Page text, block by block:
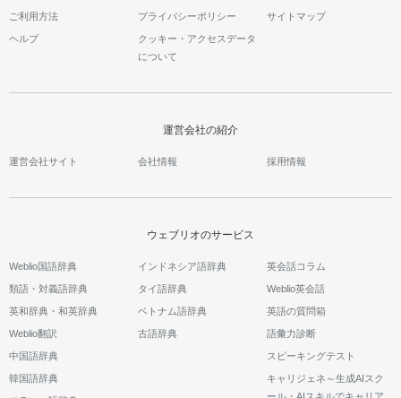
ご利用方法 プライバシーポリシー サイトマップ
ヘルプ
クッキー・アクセスデータ
について
運営会社の紹介
運営会社サイト 会社情報 採用情報
ウェブリオのサービス
Weblio国語辞典
類語・対義語辞典
英和辞典・和英辞典
Weblio翻訳
中国語辞典
韓国語辞典
インドネシア語辞典
タイ語辞典
ベトナム語辞典
古語辞典
英会話コラム
Weblio英会話
英語の質問箱
語彙力診断
スピーキングテスト
キャリジェネ～生成AIスク